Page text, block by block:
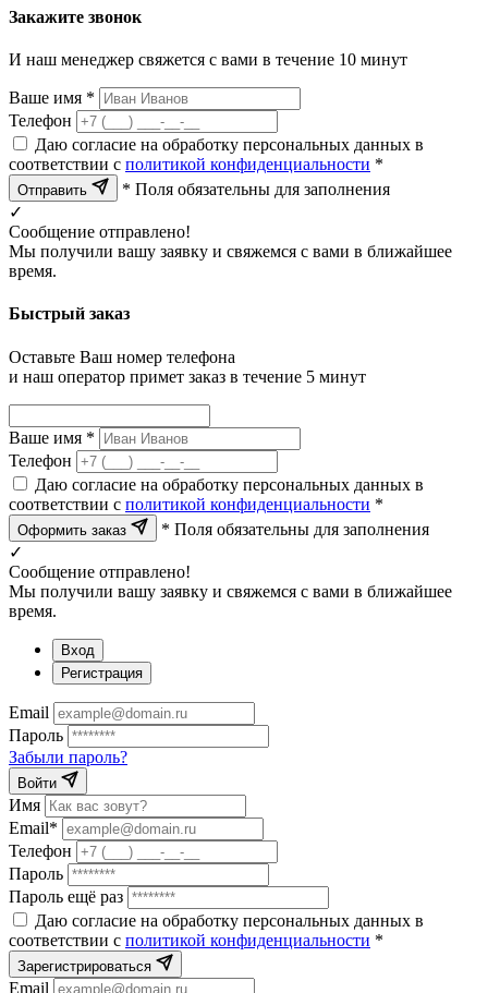
Закажите звонок
И наш менеджер свяжется с вами в течение 10 минут
Ваше имя *
Телефон
Даю согласие на обработку персональных данных в
соответствии с политикой конфиденциальности *
Отправить
* Поля обязательны для заполнения
✓
Сообщение отправлено!
Мы получили вашу заявку и свяжемся с вами в ближайшее
время.
Быстрый заказ
Оставьте Ваш номер телефона
и наш оператор примет заказ в течение 5 минут
Ваше имя *
Телефон
Даю согласие на обработку персональных данных в
соответствии с политикой конфиденциальности *
Оформить заказ
* Поля обязательны для заполнения
✓
Сообщение отправлено!
Мы получили вашу заявку и свяжемся с вами в ближайшее
время.
Вход
Регистрация
Email
Пароль
Забыли пароль?
Войти
Имя
Email*
Телефон
Пароль
Пароль ещё раз
Даю согласие на обработку персональных данных в
соответствии с политикой конфиденциальности *
Зарегистрироваться
Email